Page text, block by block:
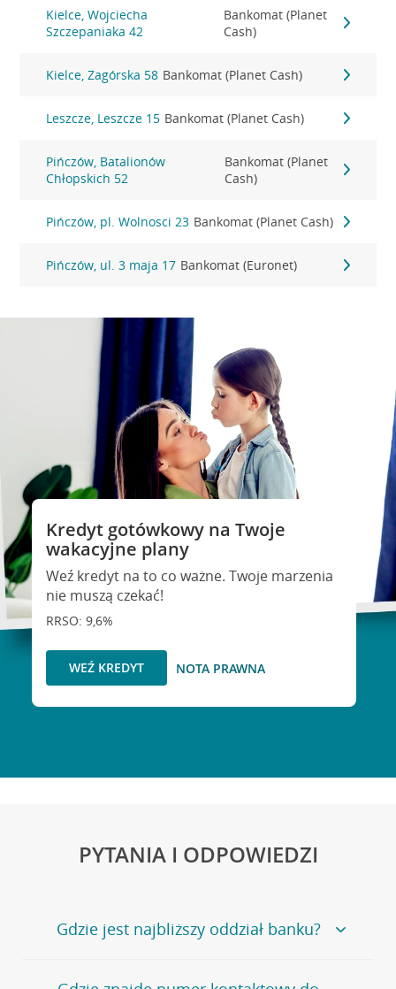
Kielce, Wojciecha
Szczepaniaka 42
Bankomat (Planet
Cash)
Kielce, Zagórska 58 Bankomat (Planet Cash)
Leszcze, Leszcze 15 Bankomat (Planet Cash)
Pińczów, Batalionów
Chłopskich 52
Bankomat (Planet
Cash)
Pińczów, pl. Wolnosci 23 Bankomat (Planet Cash)
Pińczów, ul. 3 maja 17 Bankomat (Euronet)
Kredyt gotówkowy na Twoje
wakacyjne plany
Weź kredyt na to co ważne. Twoje marzenia
nie muszą czekać!
RRSO: 9,6%
WEŹ KREDYT NOTA PRAWNA
PYTANIA I ODPOWIEDZI
Gdzie jest najbliższy oddział banku?
Jeśli szukasz oddziału naszego banku, zapraszamy na